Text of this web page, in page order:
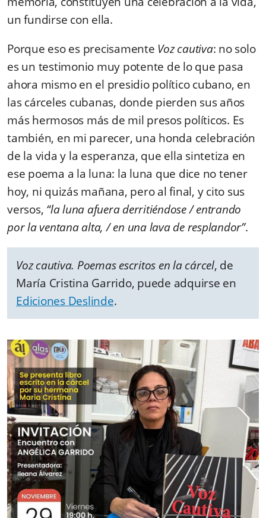
un fundirse con ella.
Porque eso es precisamente Voz cautiva: no solo
es un testimonio muy potente de lo que pasa
ahora mismo en el presidio político cubano, en
las cárceles cubanas, donde pierden sus años
más hermosos más de mil presos políticos. Es
también, en mi parecer, una honda celebración
de la vida y la esperanza, que ella sintetiza en
ese poema a la luna: la luna que dice no tener
hoy, ni quizás mañana, pero al final, y cito sus
versos, “la luna afuera derritiéndose / entrando
por la ventana alta, / en una lava de resplandor”.
Voz cautiva. Poemas escritos en la cárcel, de
María Cristina Garrido, puede adquirse en
Ediciones Deslinde.